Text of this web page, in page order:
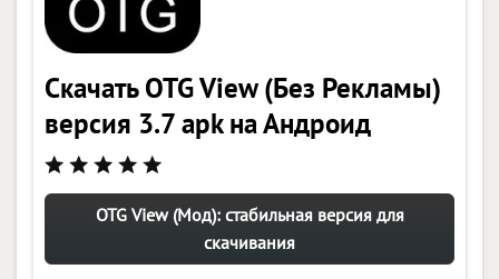
Скачать OTG View (Без Рекламы)
версия 3.7 apk на Андроид
OTG View (Мод): стабильная версия для
скачивания